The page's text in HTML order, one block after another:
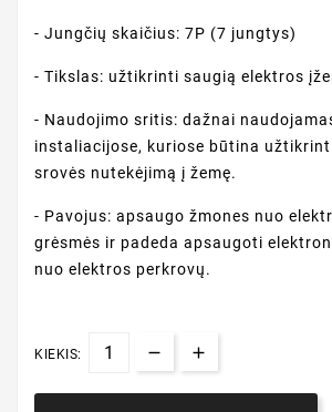
- Jungčių skaičius: 7P (7 jungtys)
- Tikslas: užtikrinti saugią elektros
- Naudojimo sritis: dažnai
instaliacijose, kuriose būtina
srovės nutekėjimą į žemę.
- Pavojus: apsaugo žmones nuo
grėsmės ir padeda apsaugoti
nuo elektros perkrovų.
KIEKIS: